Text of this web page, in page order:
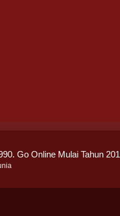
Go Online Mulai Tahun